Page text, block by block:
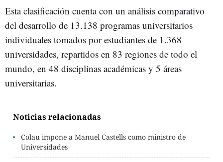
Esta clasificación cuenta con un análisis comparativo
del desarrollo de 13.138 programas universitarios
individuales tomados por estudiantes de 1.368
universidades, repartidos en 83 regiones de todo el
mundo, en 48 disciplinas académicas y 5 áreas
universitarias.
Noticias relacionadas
Colau impone a Manuel Castells como ministro de
Universidades